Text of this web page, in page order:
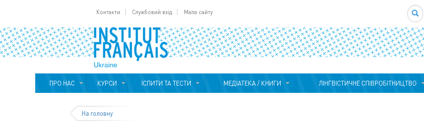
Контакти Службовий вхід Мапа сайту Search
ПРО НАС КУРСИ ІСПИТИ ТА ТЕСТИ МЕДІАТЕКА / КНИГИ ЛІНГВІСТИЧНЕ СПІВРОБІТНИЦТВО
На головну